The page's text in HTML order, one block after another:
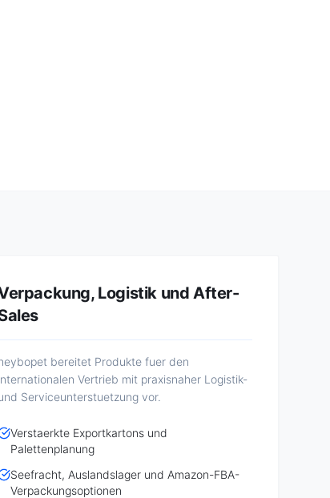
Logistik und After-
bereitet Produkte fuer den
Vertrieb mit praxisnaher Logistik-
Serviceunterstuetzung vor.
Verstaerkte Exportkartons und
Palettenplanung
Seefracht, Auslandslager und Amazon-FBA-
Verpackungsoptionen